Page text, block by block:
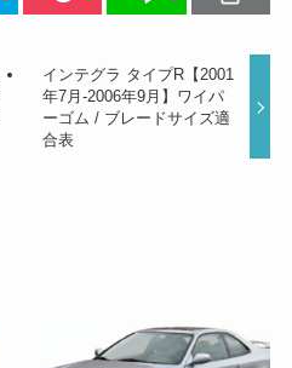
インテグラ タイプR【2001
年7月-2006年9月】ワイパ
ーゴム / ブレードサイズ適
合表